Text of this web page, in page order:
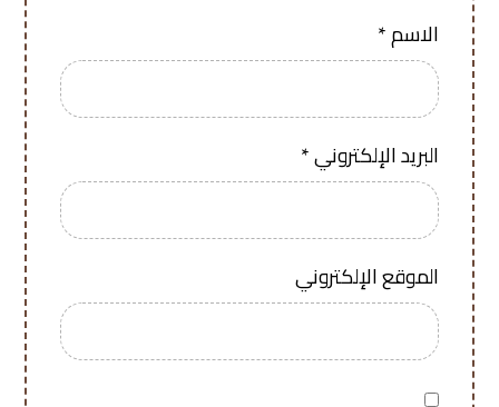
الاسم*
البريد الإلكتروني*
الموقع الإلكتروني